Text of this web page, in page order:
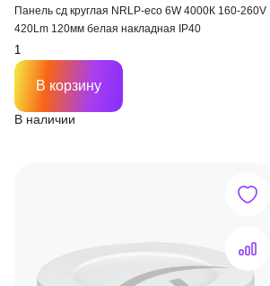
Панель сд круглая NRLP-eco 6W 4000К 160-260V
420Lm 120мм белая накладная IP40
В наличии
В корзину